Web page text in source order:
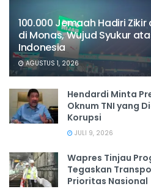
100.000 Jemaah Hadiri
di Monas, Wujud Syukur
Indonesia
AGUSTUS 1, 2026
Hendardi Minta
Oknum TNI yang
Korupsi
JULI 9, 2026
Wapres Tinjau
Tegaskan
Prioritas Nasional